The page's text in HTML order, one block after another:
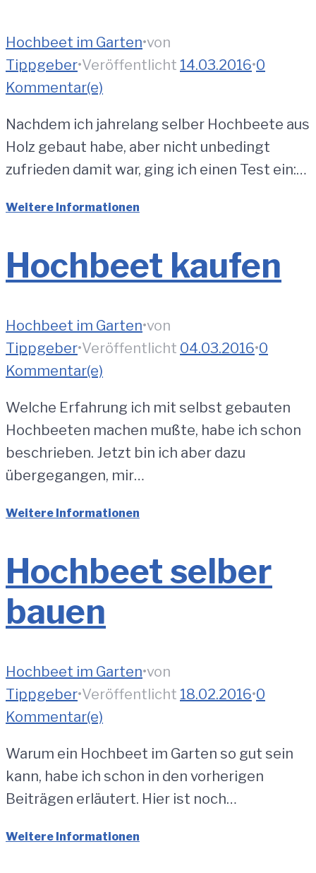
Hochbeet im Garten•von
Tippgeber•Veröffentlicht 14.03.2016•0
Kommentar(e)
Nachdem ich jahrelang selber Hochbeete aus
Holz gebaut habe, aber nicht unbedingt
zufrieden damit war, ging ich einen Test ein:…
Weitere Informationen
Hochbeet kaufen
Hochbeet im Garten•von
Tippgeber•Veröffentlicht 04.03.2016•0
Kommentar(e)
Welche Erfahrung ich mit selbst gebauten
Hochbeeten machen mußte, habe ich schon
beschrieben. Jetzt bin ich aber dazu
übergegangen, mir…
Weitere Informationen
Hochbeet selber
bauen
Hochbeet im Garten•von
Tippgeber•Veröffentlicht 18.02.2016•0
Kommentar(e)
Warum ein Hochbeet im Garten so gut sein
kann, habe ich schon in den vorherigen
Beiträgen erläutert. Hier ist noch…
Weitere Informationen